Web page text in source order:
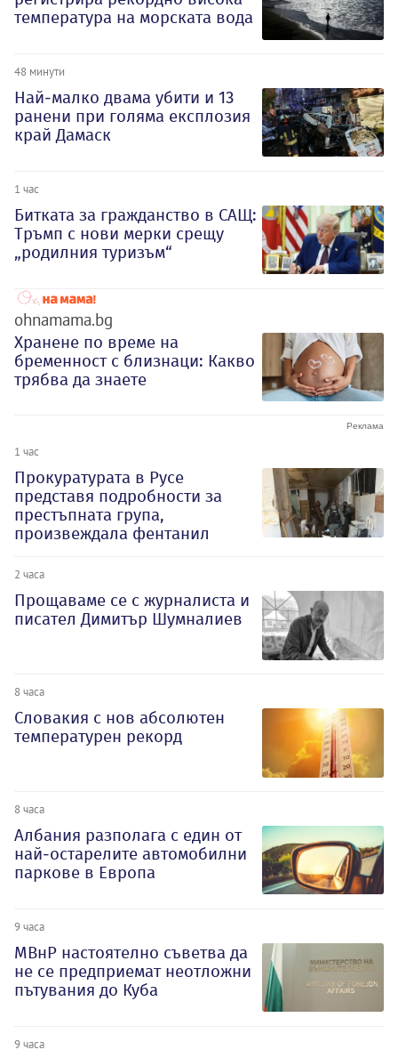
температура на морската вода
48 минути
Най-малко двама убити и 13
ранени при голяма експлозия
край Дамаск
1 час
Битката за гражданство в САЩ:
Тръмп с нови мерки срещу
„родилния туризъм“
ohnamama.bg
Хранене по време на
бременност с близнаци: Какво
трябва да знаете
1 час
Прокуратурата в Русе
представя подробности за
престъпната група,
произвеждала фентанил
2 часа
Прощаваме се с журналиста и
писател Димитър Шумналиев
8 часа
Словакия с нов абсолютен
температурен рекорд
8 часа
Албания разполага с един от
най-остарелите автомобилни
паркове в Европа
9 часа
МВнР настоятелно съветва да
не се предприемат неотложни
пътувания до Куба
9 часа